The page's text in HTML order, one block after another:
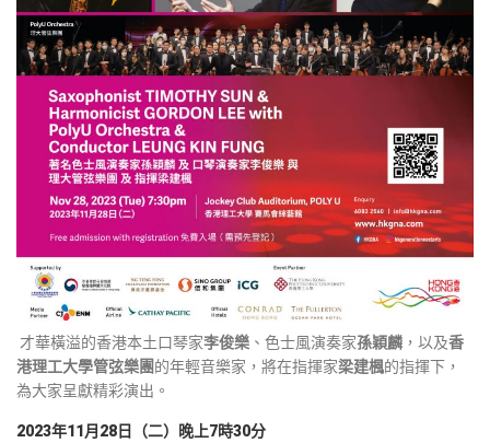
才華橫溢的香港本土口琴家李俊樂 、色士風演奏家孫穎麟 ，以及香
港理工大學管弦樂團的年輕音樂家，將在指揮家梁建楓的指揮下，
為大家呈獻精彩演出。
2023年11月28日（二）晚上7時30分